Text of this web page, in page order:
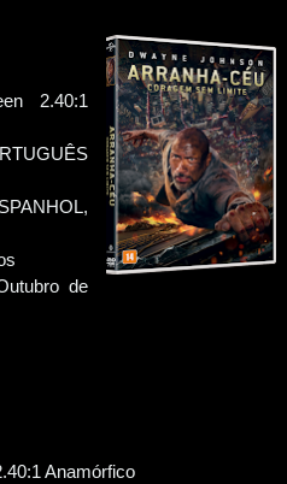
2.40:1
de
Anamórfico